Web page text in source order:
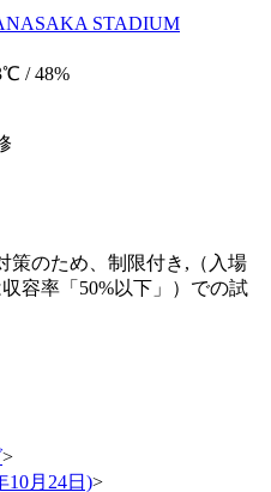
STADIUM
/ 48%
策のため、制限付き,（入場
容率「50%以下」）での試
>
10月24日)>